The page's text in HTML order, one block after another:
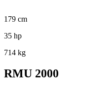
179 cm
35 hp
714 kg
RMU 2000